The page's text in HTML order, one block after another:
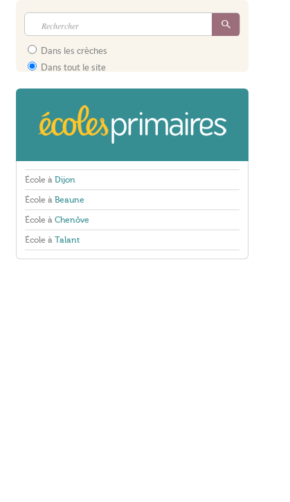
Dans les crèches
Dans tout le site
École à Dijon
École à Beaune
École à Chenôve
École à Talant